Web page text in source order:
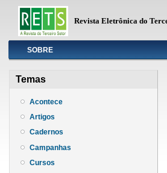
Revista Eletrônica do
InfoSOBRE
Temas
Acontece
Artigos
Cadernos
Campanhas
Cursos